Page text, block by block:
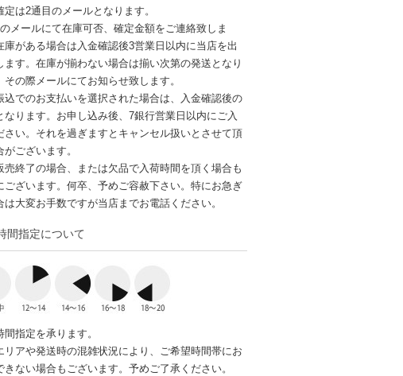
定は2通目のメールとなります。
メールにて在庫可否、確定金額をご連絡致しま
庫がある場合は入金確認後3営業日以内に当店を出
ます。在庫が揃わない場合は揃い次第の発送となり
その際メールにてお知らせ致します。
込でのお支払いを選択された場合は、入金確認後の
なります。お申し込み後、7銀行営業日以内にご入
さい。それを過ぎますとキャンセル扱いとさせて頂
がございます。
売終了の場合、または欠品で入荷時間を頂く場合も
ございます。何卒、予めご容赦下さい。特にお急ぎ
は大変お手数ですが当店までお電話ください。
間指定について
間指定を承ります。
リアや発送時の混雑状況により、ご希望時間帯にお
きない場合もございます。予めご了承ください。